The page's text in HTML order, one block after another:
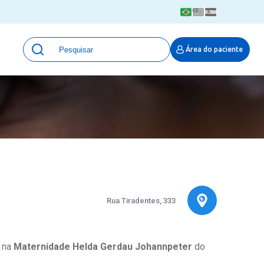
Área do paciente
Unidades
Qualidade e Segurança em saúde
Pesquisa Hospital Moinhos de Vento
Pronto Atendimento Digital
Rua Tiradentes, 333
Maternidade Helda Gerdau Johannpeter do